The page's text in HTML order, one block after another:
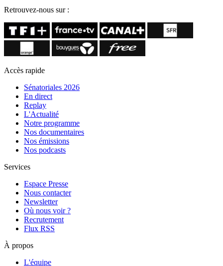
Retrouvez-nous sur :
Accès rapide
Sénatoriales 2026
En direct
Replay
L'Actualité
Notre programme
Nos documentaires
Nos émissions
Nos podcasts
Services
Espace Presse
Nous contacter
Newsletter
Où nous voir ?
Recrutement
Flux RSS
À propos
L'équipe